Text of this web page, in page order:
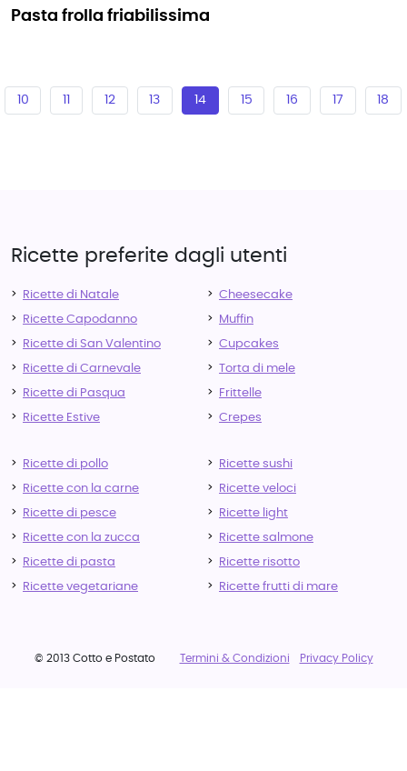
pasta frolla friabilissima
10 12 13 14 15 16 17 18
Ricette preferite dagli utenti
Ricette di Natale
Ricette Capodanno
Ricette di San Valentino
Ricette di Carnevale
Ricette di Pasqua
Ricette Estive
Cheesecake
Muffin
Cupcakes
Torta di mele
Frittelle
Crepes
Ricette di pollo
Ricette con la carne
Ricette di pesce
Ricette con la zucca
Ricette di pasta
Ricette vegetariane
Ricette sushi
Ricette veloci
Ricette light
Ricette salmone
Ricette risotto
Ricette frutti di mare
© 2013 Cotto e Postato Termini & Condizioni Privacy Policy